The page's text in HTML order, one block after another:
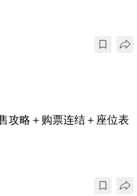
攻略＋购票连结＋座位表